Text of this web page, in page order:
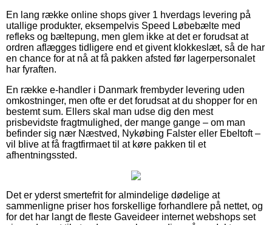
En lang række online shops giver 1 hverdags levering på
utallige produkter, eksempelvis Speed Løbebælte med
refleks og bæltepung, men glem ikke at det er forudsat at
ordren aflægges tidligere end et givent klokkeslæt, så de har
en chance for at nå at få pakken afsted før lagerpersonalet
har fyraften.
En række e-handler i Danmark frembyder levering uden
omkostninger, men ofte er det forudsat at du shopper for en
bestemt sum. Ellers skal man udse dig den mest
prisbevidste fragtmulighed, der mange gange – om man
befinder sig nær Næstved, Nykøbing Falster eller Ebeltoft –
vil blive at få fragtfirmaet til at køre pakken til et
afhentningssted.
Det er yderst smertefrit for almindelige dødelige at
sammenligne priser hos forskellige forhandlere på nettet, og
for det har langt de fleste Gaveideer internet webshops set